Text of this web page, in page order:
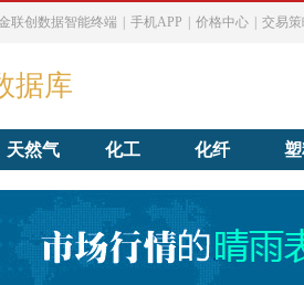
联创数据智能终端 手机APP 价格中心 交易
据库
天然气 化工 化纤